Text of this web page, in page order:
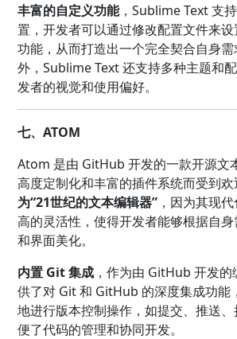
丰富的自定义功能，Sublime Text 支
置，开发者可以通过修改配置文件来
功能，从而打造出一个完全契合自身
外，Sublime Text 还支持多种主题和
发者的视觉和使用偏好。
七、ATOM
Atom 是由 GitHub 开发的一款开源文
高度定制化和丰富的插件系统而受到
为“21世纪的文本编辑器” ，因为其现
高的灵活性，使得开发者能够根据自
和界面美化。
内置 Git 集成 ，作为由 GitHub 开发
供了对 Git 和 GitHub 的深度集成功能
地进行版本控制操作，如提交、推送
便了代码的管理和协同开发。